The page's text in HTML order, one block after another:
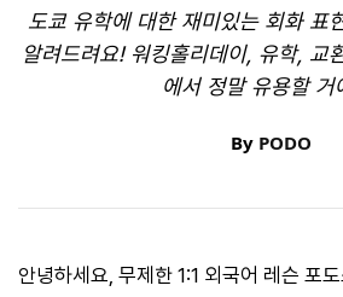
도쿄 유학에 대한 재미있는 회화 표
알려드려요! 워킹홀리데이, 유학, 교
에서 정말 유용할 거
By PODO
안녕하세요, 무제한 1:1 외국어 레슨 포